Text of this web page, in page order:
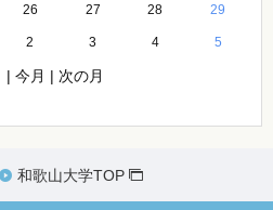
26 27 28 29
2 3 4 5
| 今月 | 次の月
和歌山大学TOP